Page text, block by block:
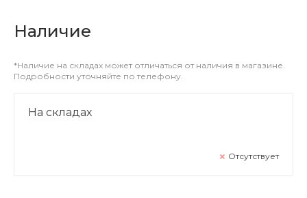
Наличие
*Наличие на складах может отличаться от наличия в магазине.
Подробности уточняйте по телефону.
На складах
Отсутствует